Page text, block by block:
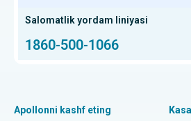
KBB mutaxassisini toping
kasalxonasi
Chennaydagi eng yaxshi proton
Chennaydagi Thousand Lightsdagi
Hip Arthroscopy
Kalitlarning umumiy almashinuvi
Salomatlik yordam liniyasi
1860-500-1066
Apollonni kashf eting